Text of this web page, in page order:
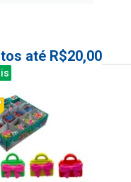
até R$20,00